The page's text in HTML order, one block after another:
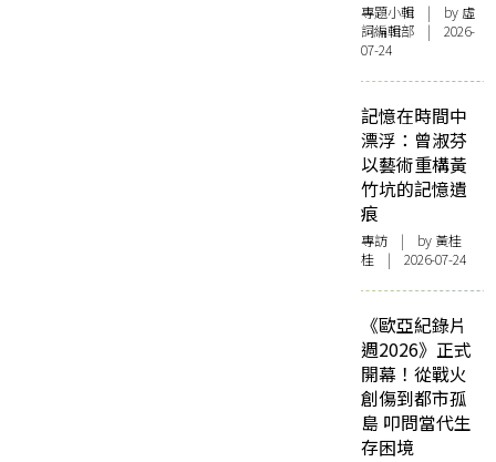
專題小輯 | by 虛
詞編輯部 | 2026-
07-24
記憶在時間中
漂浮：曾淑芬
以藝術重構黃
竹坑的記憶遺
痕
專訪 | by 黃桂
桂 | 2026-07-24
《歐亞紀錄片
週2026》正式
開幕！從戰火
創傷到都市孤
島 叩問當代生
存困境